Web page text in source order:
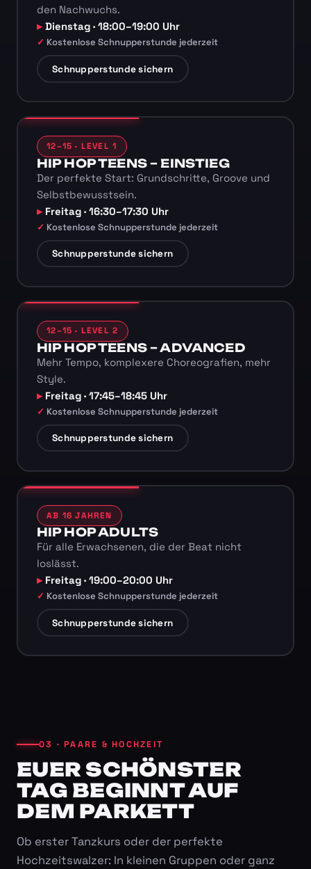
den Nachwuchs.
Dienstag · 18:00–19:00 Uhr
Kostenlose Schnupperstunde jederzeit
Schnupperstunde sichern
12–15 · LEVEL 1
HIP HOP TEENS – EINSTIEG
Der perfekte Start: Grundschritte, Groove und
Selbstbewusstsein.
Freitag · 16:30–17:30 Uhr
Kostenlose Schnupperstunde jederzeit
Schnupperstunde sichern
12–15 · LEVEL 2
HIP HOP TEENS – ADVANCED
Mehr Tempo, komplexere Choreografien, mehr
Style.
Freitag · 17:45–18:45 Uhr
Kostenlose Schnupperstunde jederzeit
Schnupperstunde sichern
AB 16 JAHREN
HIP HOP ADULTS
Für alle Erwachsenen, die der Beat nicht
loslässt.
Freitag · 19:00–20:00 Uhr
Kostenlose Schnupperstunde jederzeit
Schnupperstunde sichern
03 · PAARE & HOCHZEIT
EUER SCHÖNSTER
TAG BEGINNT AUF
DEM PARKETT
Ob erster Tanzkurs oder der perfekte
Hochzeitswalzer: In kleinen Gruppen oder ganz